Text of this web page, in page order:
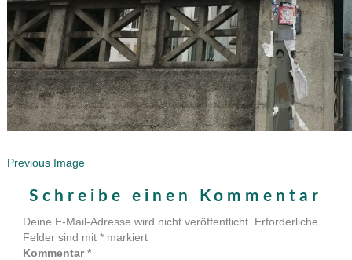
Previous Image
Schreibe einen Kommentar
Deine E-Mail-Adresse wird nicht veröffentlicht. Erforderliche
Felder sind mit *markiert
Kommentar*